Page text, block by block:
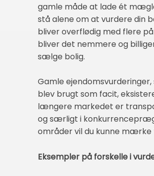
gamle måde at lade ét
stå alene om at vurdere din
bliver overflødig med flere
bliver det nemmere og
sælge bolig.
Gamle ejendomsvurderinger,
blev brugt som facit,
længere markedet er
og særligt i
områder vil du kunne mærke
Eksempler på forskelle i